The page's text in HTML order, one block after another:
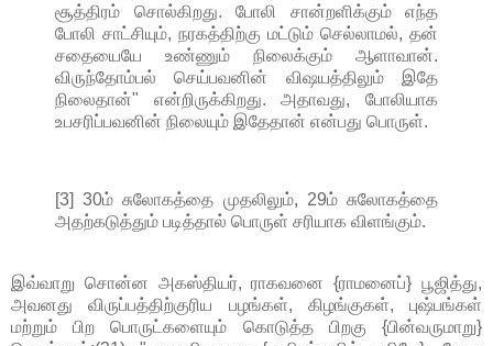
சூத்திரம் சொல்கிறது. போலி சான்றளிக்கும் எந்த
போலி சாட்சியும், நரகத்திற்கு மட்டும் செல்லாமல், தன்
சதையையே உண்ணும் நிலைக்கும் ஆளாவான்.
விருந்தோம்பல் செய்பவனின் விஷயத்திலும் இதே
நிலைதான்" என்றிருக்கிறது. அதாவது, போலியாக
உபசரிப்பவனின் நிலையும் இதேதான் என்பது பொருள்.
[3] 30ம் சுலோகத்தை முதலிலும், 29ம் சுலோகத்தை
அதற்கடுத்தும் படித்தால் பொருள் சரியாக விளங்கும்.
இவ்வாறு சொன்ன அகஸ்தியர், ராகவனை {ராமனைப்} பூஜித்து,
அவனது விருப்பத்திற்குரிய பழங்கள், கிழங்குகள், புஷ்பங்கள்
மற்றும் பிற பொருட்களையும் கொடுத்த பிறகு {பின்வருமாறு}